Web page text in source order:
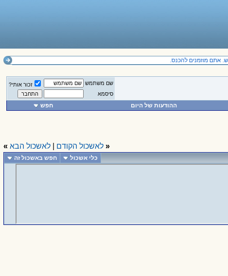
שם משתמש
זכור אותי?
סיסמא
ההודעות של היום חפש
« לאשכול הקודם לאשכול הבא »
כלי אשכול חפש באשכול זה